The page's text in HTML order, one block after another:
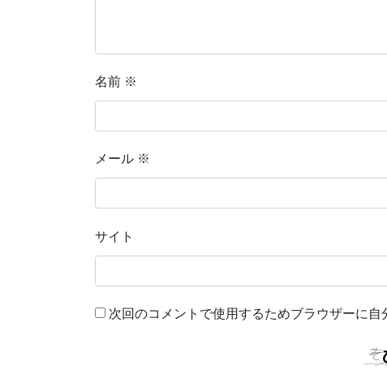
名前 ※
メール ※
サイト
次回のコメントで使用するためブラウザーに